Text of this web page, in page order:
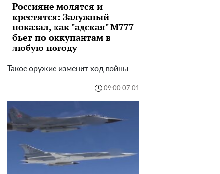
Россияне молятся и
крестятся: Залужный
показал, как "адская" М777
бьет по оккупантам в
любую погоду
Такое оружие изменит ход войны
09:00 07.01